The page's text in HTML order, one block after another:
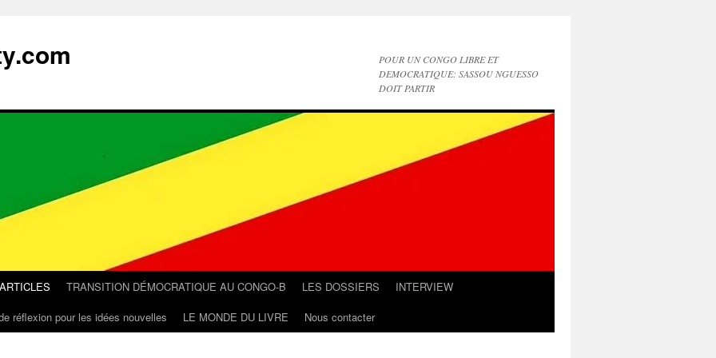
POUR UN CONGO LIBRE ET
DEMOCRATIQUE: SASSOU NGUESSO
DOIT PARTIR
TRANSITION DÉMOCRATIQUE AU CONGO-B LES DOSSIERS
INTERVIEW
réflexion pour les idées nouvelles LE MONDE DU LIVRE Nous contacter